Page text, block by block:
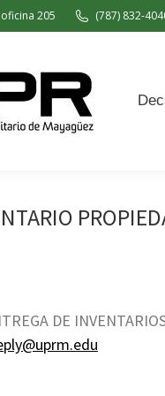
205 (787) 832-
DE